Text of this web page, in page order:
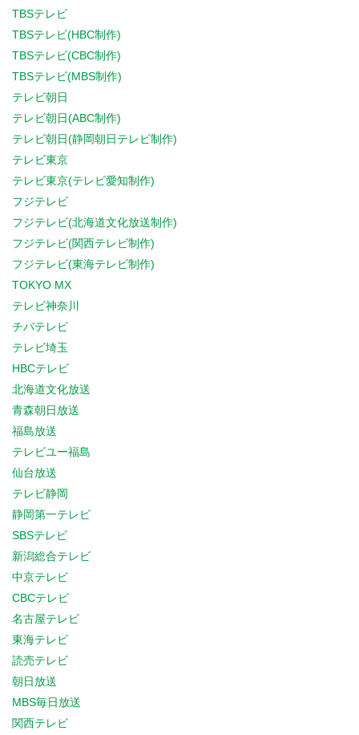
TBSテレビ
TBSテレビ(HBC制作)
TBSテレビ(CBC制作)
TBSテレビ(MBS制作)
テレビ朝日
テレビ朝日(ABC制作)
テレビ朝日(静岡朝日テレビ制作)
テレビ東京
テレビ東京(テレビ愛知制作)
フジテレビ
フジテレビ(北海道文化放送制作)
フジテレビ(関西テレビ制作)
フジテレビ(東海テレビ制作)
TOKYO MX
テレビ神奈川
チバテレビ
テレビ埼玉
HBCテレビ
北海道文化放送
青森朝日放送
福島放送
テレビユー福島
仙台放送
テレビ静岡
静岡第一テレビ
SBSテレビ
新潟総合テレビ
中京テレビ
CBCテレビ
名古屋テレビ
東海テレビ
読売テレビ
朝日放送
MBS毎日放送
関西テレビ